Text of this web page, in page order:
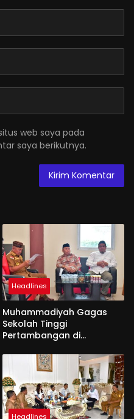
web saya pada
saya berikutnya.
Headlines
Muhammadiyah Gagas
Sekolah Tinggi
Pertambangan di
Headlines